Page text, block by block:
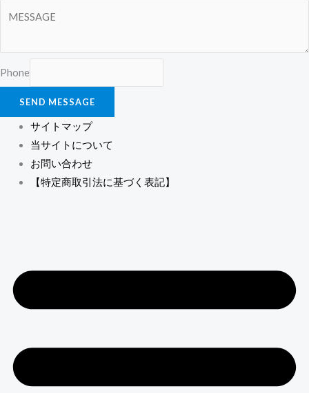
Phone
SEND MESSAGE
サイトマップ
当サイトについて
お問い合わせ
【特定商取引法に基づく表記】